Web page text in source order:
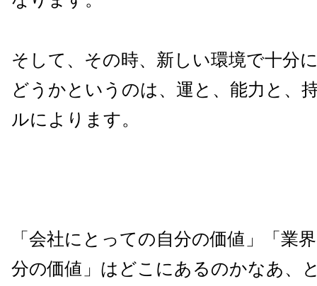
そして、その時、新しい環境で十分
どうかというのは、運と、能力と、
ルによります。
「会社にとっての自分の価値」「業
分の価値」はどこにあるのかなあ、